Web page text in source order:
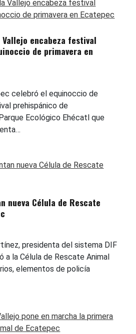
Vallejo encabeza festival
de primavera en
celebró el equinoccio de
prehispánico de
Ecológico Ehécatl que
nueva Célula de Rescate
presidenta del sistema DIF
a la Célula de Rescate Animal
elementos de policía